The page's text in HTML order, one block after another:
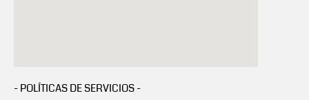
- POLÍTICAS DE SERVICIOS -